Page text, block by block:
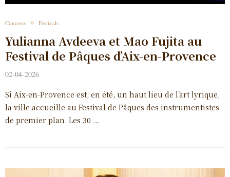
Concerts Festivals
Yulianna Avdeeva et Mao Fujita au
Festival de Pâques d’Aix-en-Provence
02-04-2026
Si Aix-en-Provence est, en été, un haut lieu de l’art lyrique,
la ville accueille au Festival de Pâques des instrumentistes
de premier plan. Les 30 …